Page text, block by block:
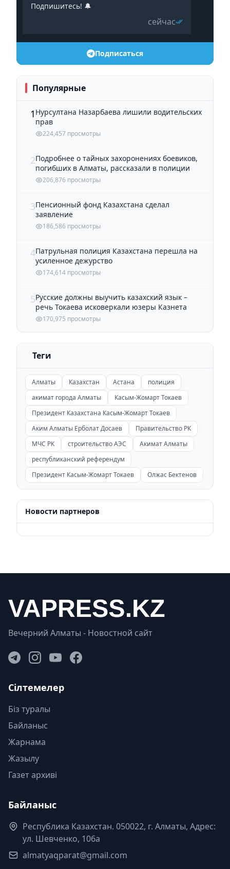
Подпишитесь! 🔔
сейчас
Подписаться
Популярные
1 Нурсултана Назарбаева лишили водительских
прав
224,457 просмотры
2Подробнее о тайных захоронениях боевиков,
погибших в Алматы, рассказали в полиции
206,876 просмотры
3Пенсионный фонд Казахстана сделал
заявление
186,586 просмотры
4Патрульная полиция Казахстана перешла на
усиленное дежурство
174,614 просмотры
5Русские должны выучить казахский язык –
речь Токаева исковеркали юзеры Казнета
170,975 просмотры
Теги
Алматы Казахстан Астана
полиция
акимат города Алматы
Касым-Жомарт Токаев
Президент Казахстана Касым-Жомарт Токаев
Аким Алматы Ерболат Досаев
Правительство РК
МЧС РК
строительство АЭС
Акимат Алматы
республиканский референдум
Президент Касым-Жомарт Токаев
Олжас Бектенов
Новости партнеров
Вечерний Алматы - Новостной сайт
Сілтемелер
Біз туралы
Байланыс
Жарнама
Жазылу
Газет архиві
Байланыс
Республика Казахстан. 050022, г. Алматы, Адрес:
ул. Шевченко, 106а
almatyaqparat@gmail.com